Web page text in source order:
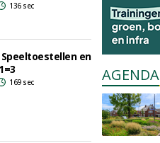
136 sec
en
169 sec AGENDA